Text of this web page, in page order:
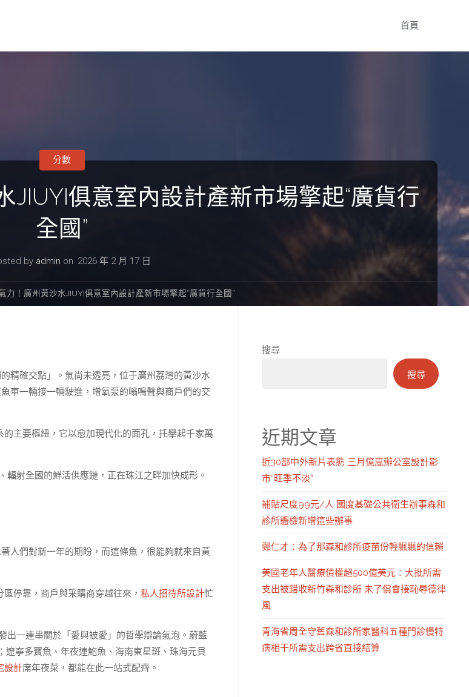
首頁
JIUYI俱意室內設計產新市場擎起“廣貨行
全國”
by admin on 2026 年 2 月 17 日
分數
力！廣州黃沙水JIUYI俱意室內設計產新市場擎起“廣貨行全國”
精確交點」。氣尚未透亮，位于廣州荔灣的黃沙水
車一輛接一輛駛進，增氧泵的嗡鳴聲與商戶們的交
主要樞紐，它以愈加現代化的面孔，托舉起千家萬
輻射全國的鮮活供應鏈，正在珠江之畔加快成形。
人們對新一年的期盼，而這條魚，很能夠就來自黃
停靠，商戶與采購商穿越往來， 私人招待所設計忙
出一連串關於「愛與被愛」的哲學辯論氣泡。蔚藍
寧多寶魚、年夜連鮑魚、海南東星斑、珠海元貝
設計席年夜菜，都能在此一站式配齊。
搜尋
搜尋
近期文章
近30部中外新片表態 三月億嵐辦公室設計影
市“旺季不淡”
補貼尺度99元/人 國度基礎公共衛生辦事森和
診所體檢新增這些辦事
鄭仁才：為了那森和診所疫苗份輕飄飄的信賴
美國老年人醫療債權超500億美元：大批所需
支出被錯收新竹森和診所 未了償會接恥辱德律
風
青海省周全守舊森和診所家醫科五種門診慢特
病相干所需支出跨省直接結算